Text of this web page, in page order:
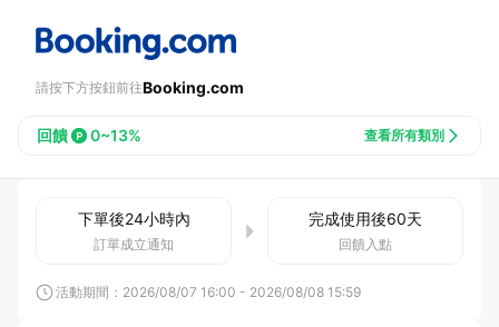
請按下方按鈕前往Booking.com
回饋 0~13% 查看所有類別
下單後24小時內
訂單成立通知
完成使用後60天
回饋入點
活動期間： 2026/08/07 16:00 - 2026/08/08 15:59